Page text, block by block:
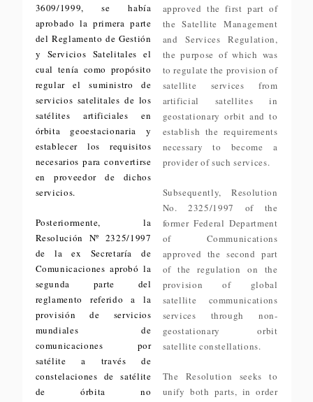
3609/1999, se había
aprobado la primera parte
del Reglamento de Gestión
y Servicios Satelitales el
cual tenía como propósito
regular el suministro de
servicios satelitales de los
satélites artificiales en
órbita geoestacionaria y
establecer los requisitos
necesarios para convertirse
en proveedor de dichos
servicios.
Posteriormente, la
Resolución Nº 2325/1997
de la ex Secretaría de
Comunicaciones aprobó la
segunda parte del
reglamento referido a la
provisión de servicios
mundiales de
comunicaciones por
satélite a través de
constelaciones de satélite
de órbita no
approved the first part of
the Satellite Management
and Services Regulation,
the purpose of which was
to regulate the provision of
satellite services from
artificial satellites in
geostationary orbit and to
establish the requirements
necessary to become a
provider of such services.
Subsequently, Resolution
No. 2325/1997 of the
former Federal Department
of Communications
approved the second part
of the regulation on the
provision of global
satellite communications
services through non-
geostationary orbit
satellite constellations.
The Resolution seeks to
unify both parts, in order